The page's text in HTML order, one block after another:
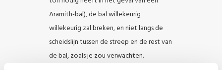
Aramith-bal), de bal willekeurig
willekeurig zal breken, en niet langs de
scheidslijn tussen de streep en de rest van
de bal, zoals je zou verwachten.